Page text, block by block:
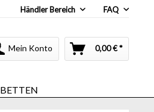
Händler Bereich FAQ
Mein Konto 0,00 € *
BETTEN